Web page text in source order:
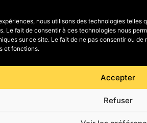
nous utilisons des technologies
Le fait de consentir à ces technologies nous
sur ce site. Le fait de ne pas consentir ou
et fonctions.
Accepter
Refuser